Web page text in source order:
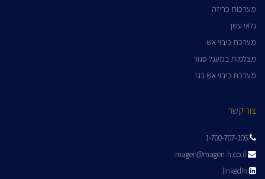
מערכות כריזה
גלאי עשן
מערכת כיבוי אש
מצלמות במעגל סגור
מערכת כיבוי אש בגז
צור קשר